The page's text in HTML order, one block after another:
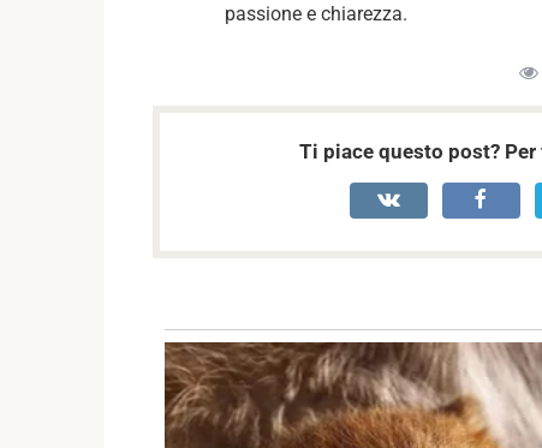
passione e chiarezza.
Ti piace questo post?